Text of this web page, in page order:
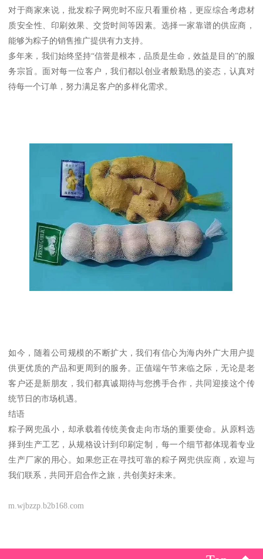
对于商家来说，批发粽子网兜时不应只看重价格，更应综合考虑材
质安全性、印刷效果、交货时间等因素。选择一家靠谱的供应商，
能够为粽子的销售推广提供有力支持。
多年来，我们始终坚持“信誉是根本，品质是生命，效益是目的”的服
务宗旨。面对每一位客户，我们都以创业者般勤恳的姿态，认真对
待每一个订单，努力满足客户的多样化需求。
如今，随着公司规模的不断扩大，我们有信心为海内外广大用户提
供更优质的产品和更周到的服务。正值端午节来临之际，无论是老
客户还是新朋友，我们都真诚期待与您携手合作，共同迎接这个传
统节日的市场机遇。
结语
粽子网兜虽小，却承载着传统美食走向市场的重要使命。从原料选
择到生产工艺，从规格设计到印刷定制，每一个细节都体现着专业
生产厂家的用心。如果您正在寻找可靠的粽子网兜供应商，欢迎与
我们联系，共同开启合作之旅，共创美好未来。
m.wjbzzp.b2b168.com